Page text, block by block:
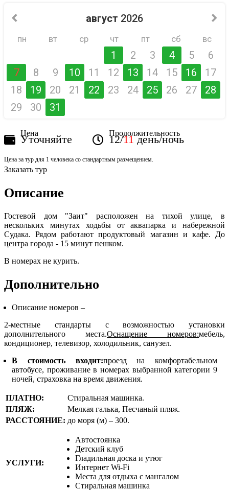
август 2026
пн вт ср чт пт сб вс
1 2 3 4 5
6
7
8 9 10 11 12 13 14 15 16
17
18
19 20 21 22 23 24 25 26 27
28
29
30 31
Цена
Уточняйте Продолжительность
12/11день/ночь
Цена за тур для 1 человека со стандартным размещением.
Заказать тур
Описание
Гостевой дом "Заит" расположен на тихой улице, в
нескольких минутах ходьбы от аквапарка и набережной
Судака. Рядом работают продуктовый магазин и кафе. До
центра города - 15 минут пешком.
В номерах не курить.
Дополнительно
Описание номеров –
2-местные стандарты с возможностью установки
дополнительного места.Оснащение номеров:мебель,
кондиционер, телевизор, холодильник, санузел.
В стоимость входит:проезд на комфортабельном
автобусе, проживание в номерах выбранной категории 9
ночей, страховка на время движения.
ПЛАТНО:
Стиральная машинка.
ПЛЯЖ:
Мелкая галька, Песчаный пляж.
РАССТОЯНИЕ: до моря (м) – 300.
УСЛУГИ:
Автостоянка
Детский клуб
Гладильная доска и утюг
Интернет Wi-Fi
Места для отдыха с мангалом
Стиральная машинка